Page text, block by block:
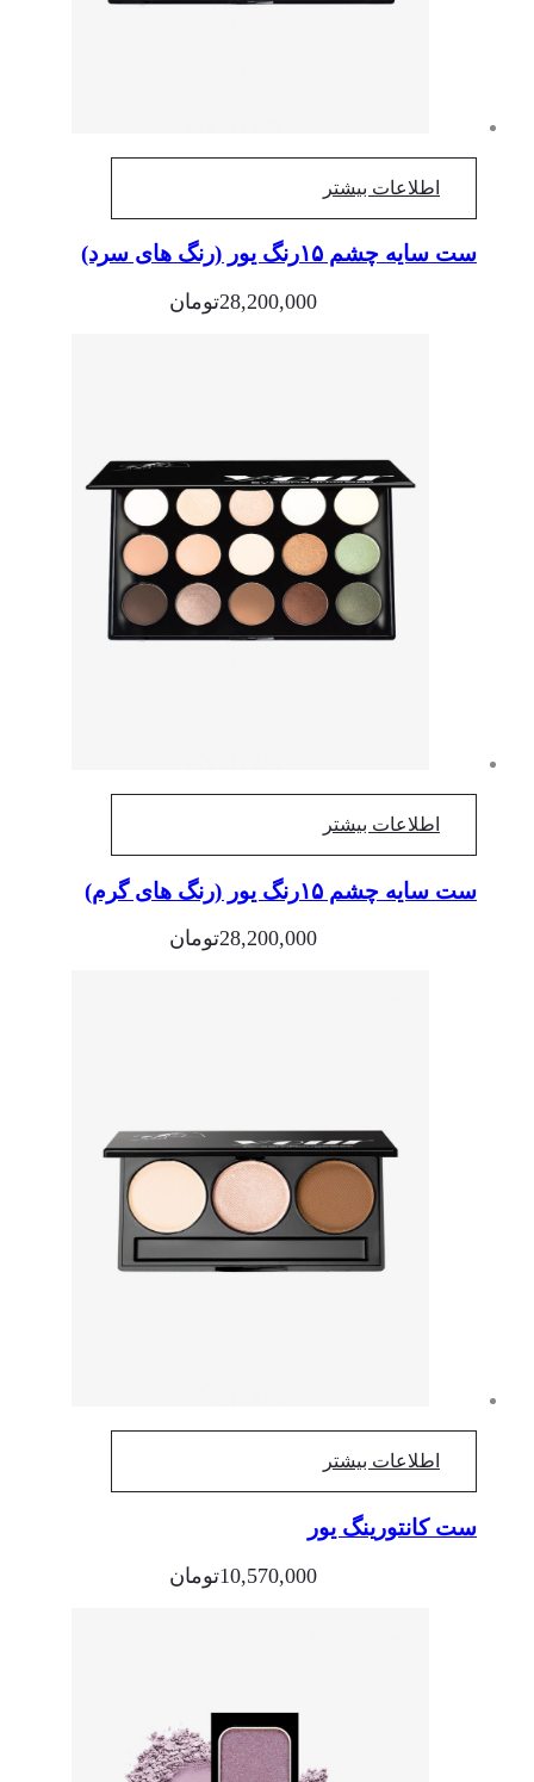
اطلاعات بیشتر
ست سایه چشم ۱۵رنگ یور (رنگ ‌های سرد)
28,200,000تومان
اطلاعات بیشتر
ست سایه چشم ۱۵رنگ یور (رنگ های گرم)
28,200,000تومان
اطلاعات بیشتر
ست کانتورینگ یور
10,570,000تومان